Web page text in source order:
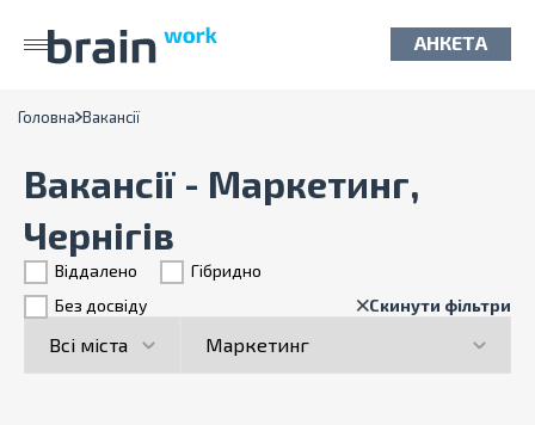
АНКЕТА
Головна Вакансії
Вакансії - Маркетинг,
Чернігів
Віддалено
Гiбридно
Без досвіду
Скинути фільтри